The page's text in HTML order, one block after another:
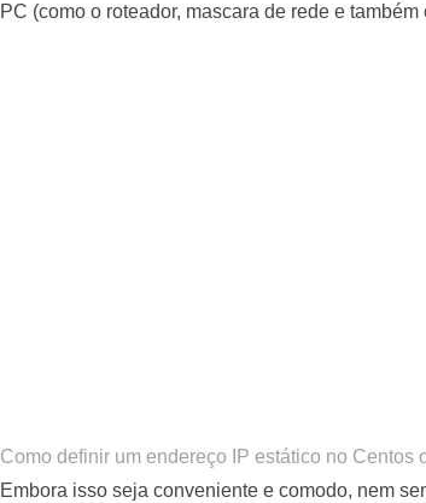
PC (como o roteador, mascara de rede e também
Como definir um endereço IP estático no Centos
Embora isso seja conveniente e comodo, nem